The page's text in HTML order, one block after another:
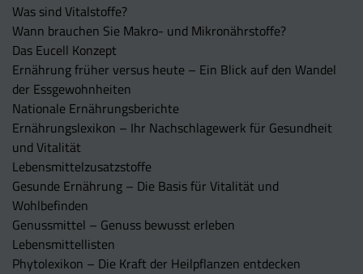
Was sind Vitalstoffe?
Wann brauchen Sie Makro- und Mikronährstoffe?
Das Eucell Konzept
Ernährung früher versus heute – Ein Blick auf den Wandel
der Essgewohnheiten
Nationale Ernährungsberichte
Ernährungslexikon – Ihr Nachschlagewerk für Gesundheit
und Vitalität
Lebensmittelzusatzstoffe
Gesunde Ernährung – Die Basis für Vitalität und
Wohlbefinden
Genussmittel – Genuss bewusst erleben
Lebensmittellisten
Phytolexikon – Die Kraft der Heilpflanzen entdecken